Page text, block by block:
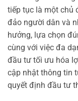
tiếp tục là một chủ
đảo người dân và
hưởng, lựa chọn
cùng với việc đa
đầu tư tối ưu hóa
cập nhật thông tin
quyết định đầu tư